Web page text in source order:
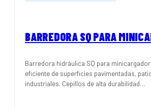
BARREDORA SQ PARA
Barredora hidráulica SQ para
eficiente de superficies pavimentadas,
industriales. Cepillos de alta durabilidad…